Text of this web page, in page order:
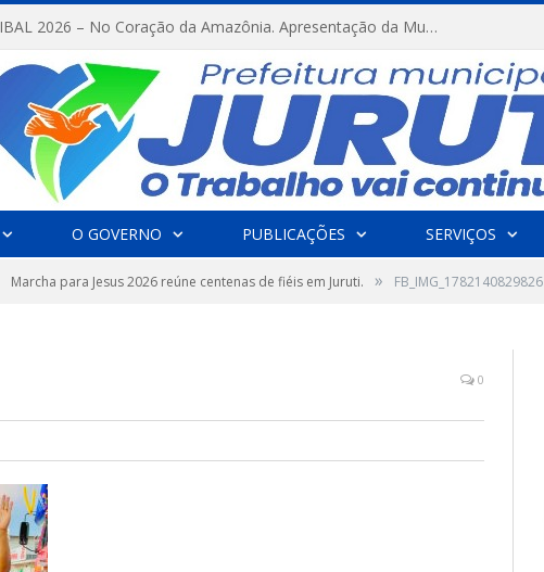
FESTRIBAL 2026 – No Coração da Amazônia. Apresentação da Munduruku.
O GOVERNO PUBLICAÇÕES SERVIÇOS
Marcha para Jesus 2026 reúne centenas de fiéis em Juruti. » FB_IMG_1782140829826
0